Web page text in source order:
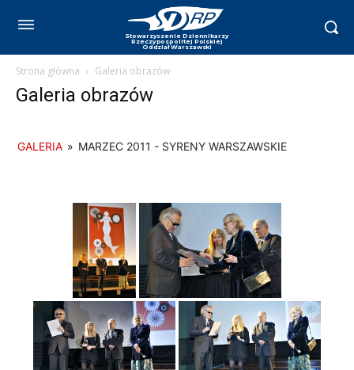
Strona główna Galeria obrazów
Galeria obrazów
GALERIA » MARZEC 2011 - SYRENY WARSZAWSKIE